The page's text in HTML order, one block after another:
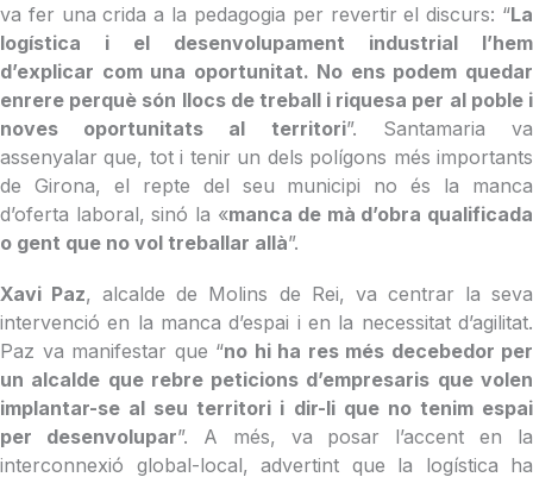
va fer una crida a la pedagogia per revertir el discurs: “La
logística i el desenvolupament industrial l’hem
d’explicar com una oportunitat. No ens podem quedar
enrere perquè són llocs de treball i riquesa per al poble i
noves oportunitats al territori”. Santamaria va
assenyalar que, tot i tenir un dels polígons més importants
de Girona, el repte del seu municipi no és la manca
d’oferta laboral, sinó la «manca de mà d’obra qualificada
o gent que no vol treballar allà”.
Xavi Paz, alcalde de Molins de Rei, va centrar la seva
intervenció en la manca d’espai i en la necessitat d’agilitat.
Paz va manifestar que “no hi ha res més decebedor per
un alcalde que rebre peticions d’empresaris que volen
implantar-se al seu territori i dir-li que no tenim espai
per desenvolupar”. A més, va posar l’accent en la
interconnexió global-local, advertint que la logística ha